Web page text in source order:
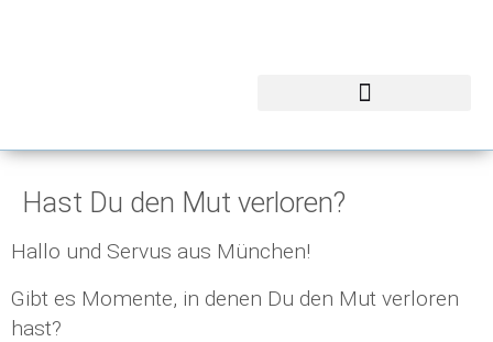
Hast Du den Mut verloren?
Hallo und Servus aus München!
Gibt es Momente, in denen Du den Mut verloren
hast?